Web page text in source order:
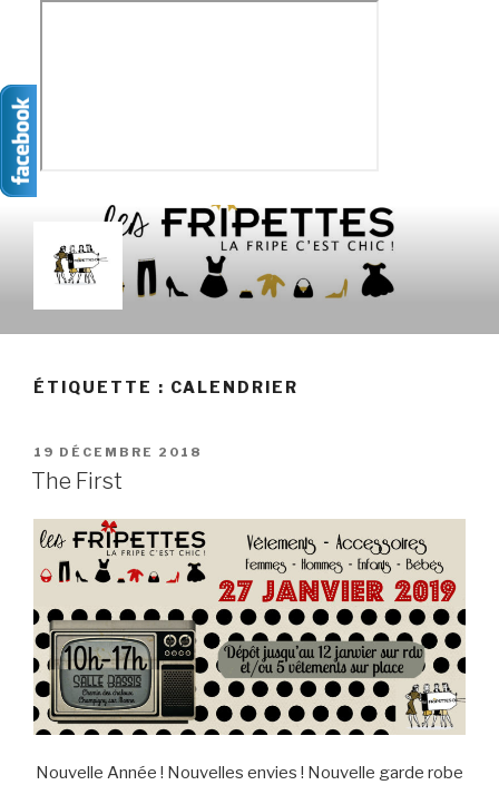
contenu
LES FRIPETTES
ÉTIQUETTE : CALENDRIER
PUBLIÉ
LE
19 DÉCEMBRE 2018
The First
Nouvelle Année ! Nouvelles envies ! Nouvelle garde robe